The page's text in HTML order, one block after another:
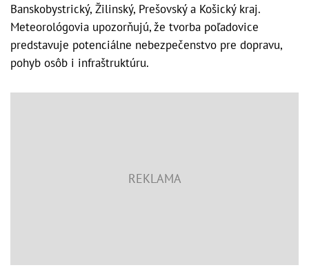
Banskobystrický, Žilinský, Prešovský a Košický kraj.
Meteorológovia upozorňujú, že tvorba poľadovice
predstavuje potenciálne nebezpečenstvo pre dopravu,
pohyb osôb i infraštruktúru.